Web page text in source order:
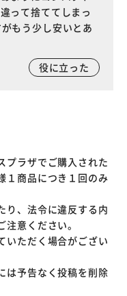
って捨ててしまっ
もう少し安いとあ
役に立った
プラザでご購入された
１商品につき１回のみ
り、法令に違反する内
意ください。
いただく場合がござい
は予告なく投稿を削除